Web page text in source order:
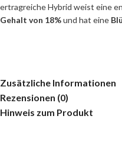
ertragreiche Hybrid weist eine
Gehalt von 18%und hat eine
Zusätzliche Informationen
Rezensionen (0)
Hinweis zum Produkt